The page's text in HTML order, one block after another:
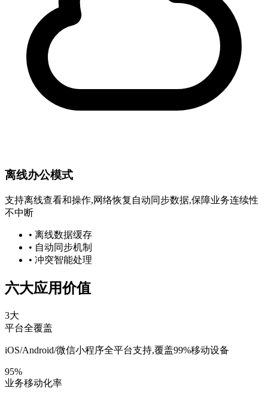
离线办公模式
支持离线查看和操作,网络恢复自动同步数据,保障业务连续性
不中断
• 离线数据缓存
• 自动同步机制
• 冲突智能处理
六大应用价值
3大
平台全覆盖
iOS/Android/微信小程序全平台支持,覆盖99%移动设备
95%
业务移动化率